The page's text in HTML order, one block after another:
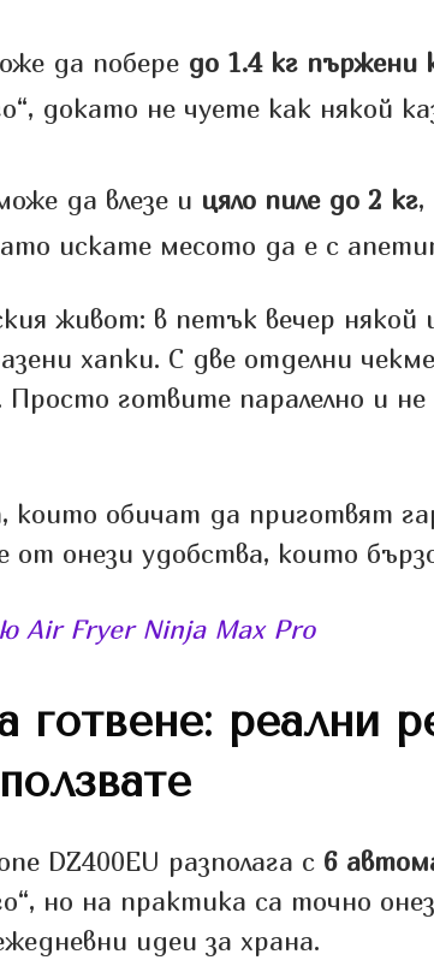
да побере до 1.4 кг пържени
докато не чуете как някой
да влезе и цяло пиле до 2 кг,
искате месото да е с
живот: в петък вечер някой
хапки. С две отделни
Просто готвите паралелно и
които обичат да приготвят
от онези удобства, които
Air Fryer Ninja Max Pro
готвене: реални
DZ400EU разполага с 6
но на практика са точно
идеи за храна.